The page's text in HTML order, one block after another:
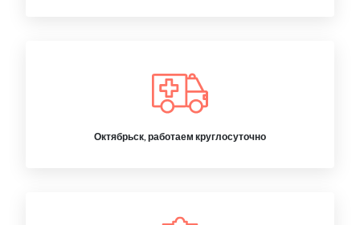
Октябрьск, работаем круглосуточно